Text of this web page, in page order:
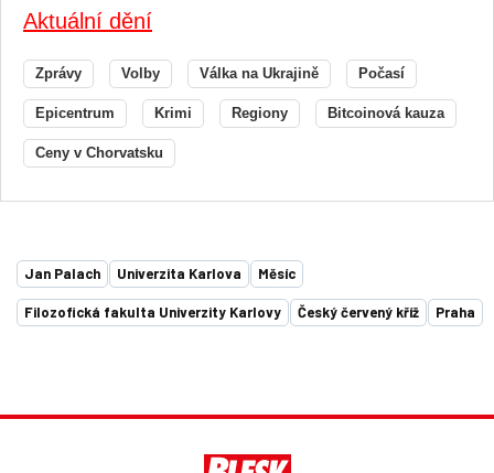
Aktuální dění
Zprávy Volby Válka na Ukrajině Počasí
Epicentrum Krimi Regiony Bitcoinová kauza
Ceny v Chorvatsku
Jan Palach Univerzita Karlova Měsíc
Filozofická fakulta Univerzity Karlovy Český červený kříž Praha